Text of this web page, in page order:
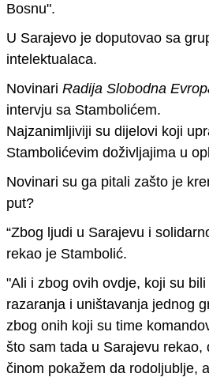
Bosnu".
U Sarajevo je doputovao sa
intelektualaca.
Novinari Radija Slobodna
intervju sa Stambolićem.
Najzanimljiviji su dijelovi koji
Stambolićevim doživljajima u
Novinari su ga pitali zašto je
put?
“Zbog ljudi u Sarajevu i
rekao je Stambolić.
"Ali i zbog ovih ovdje, koji su
razaranja i uništavanja jednog
zbog onih koji su time
što sam tada u Sarajevu rekao,
činom pokažem da rodoljublje,